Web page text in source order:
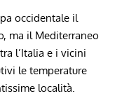
occidentale il
ma il Mediterraneo
l’Italia e i vicini
le temperature
località.